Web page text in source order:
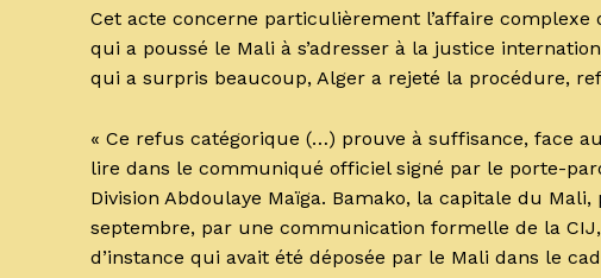
Cet acte concerne particulièrement l’affaire
qui a poussé le Mali à s’adresser à la justice
qui a surpris beaucoup, Alger a rejeté la procédure,
« Ce refus catégorique (…) prouve à suffisance, face
lire dans le communiqué officiel signé par le porte-
Division Abdoulaye Maïga. Bamako, la capitale du
septembre, par une communication formelle de la
d’instance qui avait été déposée par le Mali dans le